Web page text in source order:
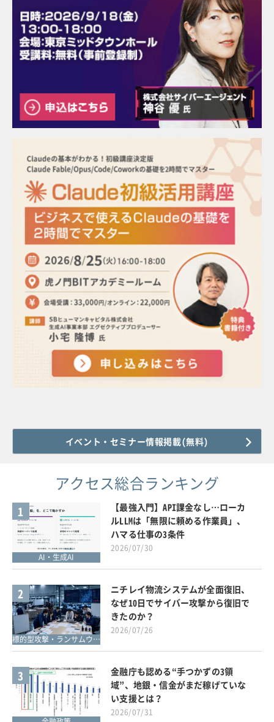
イベント・セミナー情報掲載(無料)
アクセス総合ランキング
1
AI・生成AI
【最強入門】API課金なし…ローカ
ルLLMは「無限に頼める作業員」、
ハマる仕事の3条件
2026/07/30
2
標的型攻撃・ランサムウェア対策
ニチレイ物流システムが全面復旧、
なぜ10日でサイバー攻撃から復旧で
きたのか？
2026/07/26
3
金融庁も認める“手つかずの3領
域”、地銀・信金がまだ稼げていな
い支援とは？
2026/07/31